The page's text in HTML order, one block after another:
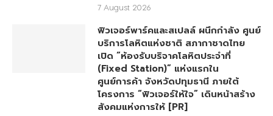
7 August 2026
ฟิวเจอร์พาร์คและสเปลล์ ผนึกกำลัง ศูนย์
บริการโลหิตแห่งชาติ สภากาชาดไทย
เปิด “ห้องรับบริจาคโลหิตประจำที่
(Fixed Station)” แห่งแรกใน
ศูนย์การค้า จังหวัดปทุมธานี ภายใต้
โครงการ “ฟิวเจอร์ให้ใจ” เดินหน้าสร้าง
สังคมแห่งการให้ [PR]